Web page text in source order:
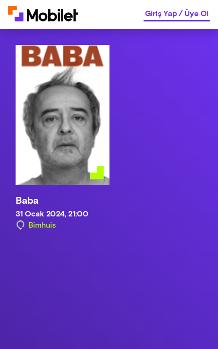
Giriş Yap/Üye Ol
Baba
31 Ocak 2024, 21:00
Bimhuis